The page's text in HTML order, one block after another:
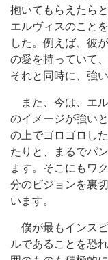
抱いてもらえたら
エルヴィスのこと
した。例えば、彼
の愛を持っていて
それと同時に、強
また、今は、エ
のイメージが強い
の上でゴロゴロし
たりと、まるでパ
ます。そこにもワ
分のビジョンを裏
います。
僕が最もインス
ルであることを恐